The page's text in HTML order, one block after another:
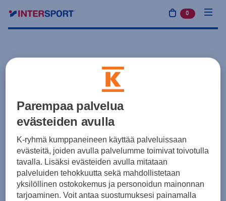
0 tuotetta
Parempaa palvelua
evästeiden avulla
K-ryhmä kumppaneineen käyttää palveluissaan
evästeitä, joiden avulla palvelumme toimivat toivotulla
tavalla. Lisäksi evästeiden avulla mitataan
palveluiden tehokkuutta sekä mahdollistetaan
yksilöllinen ostokokemus ja personoidun mainonnan
tarjoaminen. Voit antaa suostumuksesi painamalla